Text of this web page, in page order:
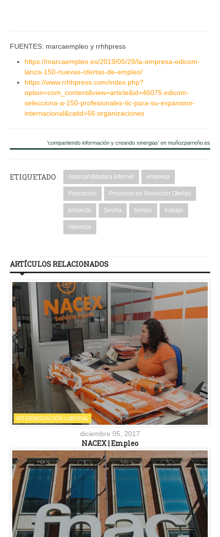
FUENTES: marcaempleo y rrhhpress
https://marcaempleo.es/2019/05/29/la-empresa-edicom-
lanza-150-nuevas-ofertas-de-empleo/
https://www.rrhhpress.com/index.php?
option=com_content&view=article&id=46075:edicom-
selecciona-a-150-profesionales-tic-para-su-expansion-
internacional&catid=56:organizaciones
'compartiendo información y creando sinergias' en muñozparreño.es
ETIQUETADO Autocandidatura Internet empresa
Formación Procesos de Selección Ofertas
proyecto Sevilla tiempo trabajo
Valencia
ARTÍCULOS RELACIONADOS
INTERMEDIACIÓN LABORAL
diciembre 05, 2017
NACEX | Empleo